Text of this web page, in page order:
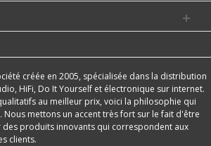
créée en 2005, spécialisée dans la distribution
HiFi, Do It Yourself et électronique sur internet.
au meilleur prix, voici la philosophie qui
Nous mettons un accent très fort sur le fait d'être
produits innovants qui correspondent aux
clients.